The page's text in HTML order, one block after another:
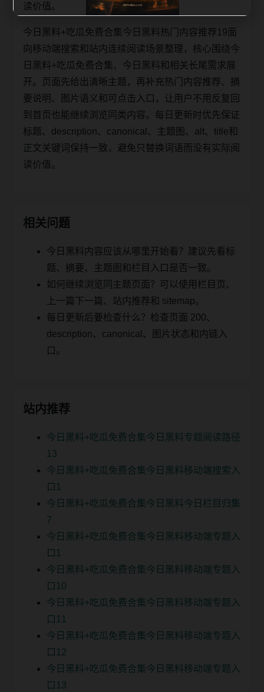
读价值。
今日黑料+吃瓜免费合集今日黑料热门内容推荐19面
向移动端搜索和站内连续阅读场景整理，核心围绕今
日黑料+吃瓜免费合集、今日黑料和相关长尾需求展
开。页面先给出清晰主题，再补充热门内容推荐、摘
要说明、图片语义和可点击入口，让用户不用反复回
到首页也能继续浏览同类内容。每日更新时优先保证
标题、description、canonical、主题图、alt、title和
正文关键词保持一致，避免只替换词语而没有实际阅
读价值。
相关问题
今日黑料内容应该从哪里开始看？建议先看标
题、摘要、主题图和栏目入口是否一致。
如何继续浏览同主题页面？可以使用栏目页、
上一篇下一篇、站内推荐和 sitemap。
每日更新后要检查什么？检查页面 200、
description、canonical、图片状态和内链入
口。
站内推荐
今日黑料+吃瓜免费合集今日黑料专题阅读路径
13
今日黑料+吃瓜免费合集今日黑料移动端搜索入
口1
今日黑料+吃瓜免费合集今日黑料今日栏目归集
7
今日黑料+吃瓜免费合集今日黑料移动端专题入
口1
今日黑料+吃瓜免费合集今日黑料移动端专题入
口10
今日黑料+吃瓜免费合集今日黑料移动端专题入
口11
今日黑料+吃瓜免费合集今日黑料移动端专题入
口12
今日黑料+吃瓜免费合集今日黑料移动端专题入
口13